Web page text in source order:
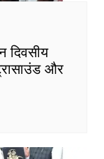
दिवसीय
और